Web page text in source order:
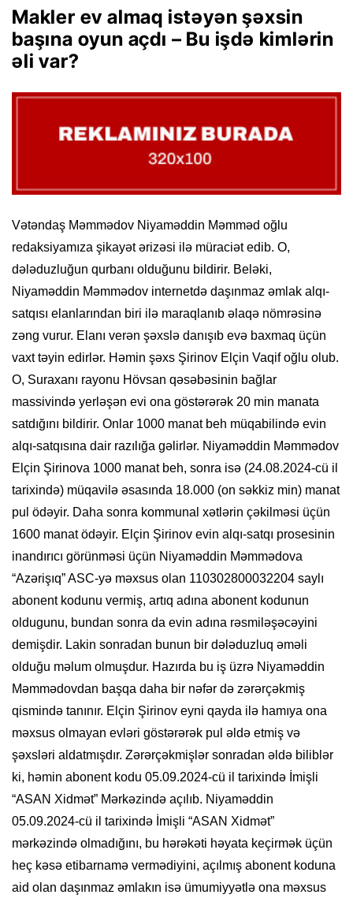
Makler ev almaq istəyən şəxsin
başına oyun açdı – Bu işdə kimlərin
əli var?
Vətəndaş Məmmədov Niyaməddin Məmməd oğlu
redaksiyamıza şikayət ərizəsi ilə müraciət edib. O,
dələduzluğun qurbanı olduğunu bildirir. Beləki,
Niyaməddin Məmmədov internetdə daşınmaz əmlak alqı-
satqısı elanlarından biri ilə maraqlanıb əlaqə nömrəsinə
zəng vurur. Elanı verən şəxslə danışıb evə baxmaq üçün
vaxt təyin edirlər. Həmin şəxs Şirinov Elçin Vaqif oğlu olub.
O, Suraxanı rayonu Hövsan qəsəbəsinin bağlar
massivində yerləşən evi ona göstərərək 20 min manata
satdığını bildirir. Onlar 1000 manat beh müqabilində evin
alqı-satqısına dair razılığa gəlirlər. Niyaməddin Məmmədov
Elçin Şirinova 1000 manat beh, sonra isə (24.08.2024-cü il
tarixində) müqavilə əsasında 18.000 (on səkkiz min) manat
pul ödəyir. Daha sonra kommunal xətlərin çəkilməsi üçün
1600 manat ödəyir. Elçin Şirinov evin alqı-satqı prosesinin
inandırıcı görünməsi üçün Niyaməddin Məmmədova
“Azərişıq” ASC-yə məxsus olan 110302800032204 saylı
abonent kodunu vermiş, artıq adına abonent kodunun
oldugunu, bundan sonra da evin adına rəsmiləşəcəyini
demişdir. Lakin sonradan bunun bir dələduzluq əməli
olduğu məlum olmuşdur. Hazırda bu iş üzrə Niyaməddin
Məmmədovdan başqa daha bir nəfər də zərərçəkmiş
qismində tanınır. Elçin Şirinov eyni qayda ilə hamıya ona
məxsus olmayan evləri göstərərək pul əldə etmiş və
şəxsləri aldatmışdır. Zərərçəkmişlər sonradan əldə biliblər
ki, həmin abonent kodu 05.09.2024-cü il tarixində İmişli
“ASAN Xidmət” Mərkəzində açılıb. Niyaməddin
05.09.2024-cü il tarixində İmişli “ASAN Xidmət”
mərkəzində olmadığını, bu hərəkəti həyata keçirmək üçün
heç kəsə etibarnamə vermədiyini, açılmış abonent koduna
aid olan daşınmaz əmlakın isə ümumiyyətlə ona məxsus